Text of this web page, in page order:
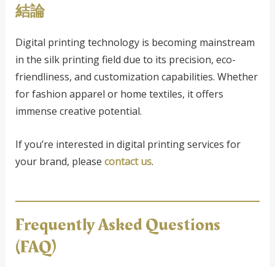
結論
Digital printing technology is becoming mainstream
in the silk printing field due to its precision, eco-
friendliness, and customization capabilities. Whether
for fashion apparel or home textiles, it offers
immense creative potential.
If you’re interested in digital printing services for
your brand, please contact us.
Frequently Asked Questions
(FAQ)